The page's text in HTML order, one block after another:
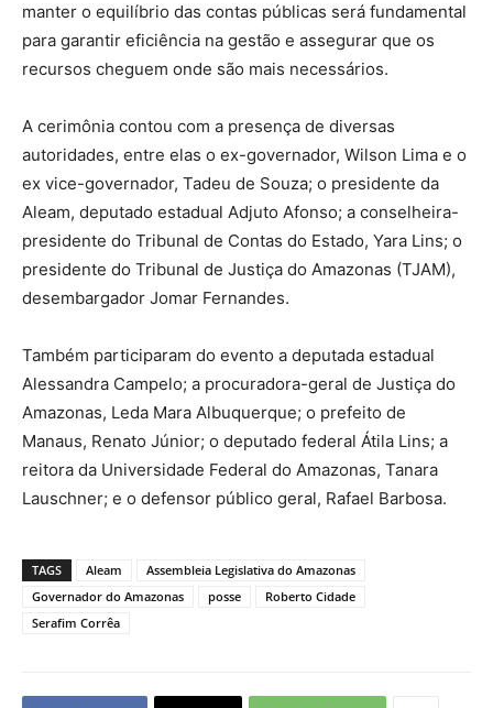
manter o equilíbrio das contas públicas será fundamental
para garantir eficiência na gestão e assegurar que os
recursos cheguem onde são mais necessários.
A cerimônia contou com a presença de diversas
autoridades, entre elas o ex-governador, Wilson Lima e o
ex vice-governador, Tadeu de Souza; o presidente da
Aleam, deputado estadual Adjuto Afonso; a conselheira-
presidente do Tribunal de Contas do Estado, Yara Lins; o
presidente do Tribunal de Justiça do Amazonas (TJAM),
desembargador Jomar Fernandes.
Também participaram do evento a deputada estadual
Alessandra Campelo; a procuradora-geral de Justiça do
Amazonas, Leda Mara Albuquerque; o prefeito de
Manaus, Renato Júnior; o deputado federal Átila Lins; a
reitora da Universidade Federal do Amazonas, Tanara
Lauschner; e o defensor público geral, Rafael Barbosa.
TAGS Aleam
Assembleia Legislativa do Amazonas
Governador do Amazonas
posse
Roberto Cidade
Serafim Corrêa